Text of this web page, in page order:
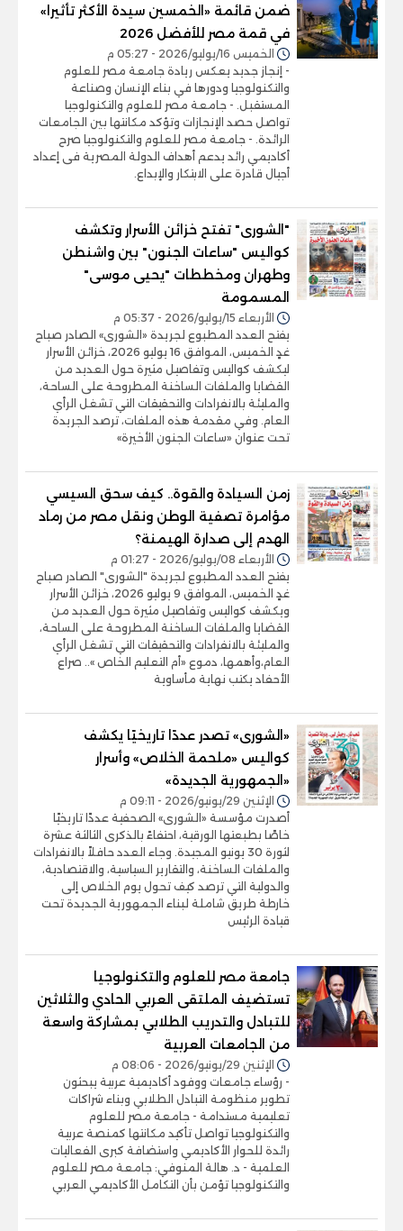
ضمن قائمة «الخمسين سيدة الأكثر تأثيرا»
في قمة مصر للأفضل 2026
الخميس 16/يوليو/2026 - 05:27 م
- إنجاز جديد يعكس ريادة جامعة مصر للعلوم
والتكنولوجيا ودورها في بناء الإنسان وصناعة
المستقبل. - جامعة مصر للعلوم والتكنولوجيا
تواصل حصد الإنجازات وتؤكد مكانتها بين الجامعات
الرائدة. - جامعة مصر للعلوم والتكنولوجيا صرح
أكاديمي رائد يدعم أهداف الدولة المصرية فى إعداد
أجيال قادرة على الابتكار والإبداع.
"الشورى" تفتح خزائن الأسرار وتكشف
كواليس "ساعات الجنون" بين واشنطن
وطهران ومخططات "يحيى موسى"
المسمومة
الأربعاء 15/يوليو/2026 - 05:37 م
يفتح العدد المطبوع لجريدة «الشورى» الصادر صباح
غدٍ الخميس، الموافق 16 يوليو 2026، خزائن الأسرار
ليكشف كواليس وتفاصيل مثيرة حول العديد من
القضايا والملفات الساخنة المطروحة على الساحة،
والمليئة بالانفرادات والتحقيقات التي تشغل الرأي
العام. وفي مقدمة هذه الملفات، ترصد الجريدة
تحت عنوان «ساعات الجنون الأخيرة»
زمن السيادة والقوة.. كيف سحق السيسي
مؤامرة تصفية الوطن ونقل مصر من رماد
الهدم إلى صدارة الهيمنة؟
الأربعاء 08/يوليو/2026 - 01:27 م
يفتح العدد المطبوع لجريدة "الشورى" الصادر صباح
غدٍ الخميس، الموافق 9 يوليو 2026، خزائن الأسرار
ويكشف كواليس وتفاصيل مثيرة حول العديد من
القضايا والملفات الساخنة المطروحة على الساحة،
والمليئة بالانفرادات والتحقيقات التي تشغل الرأي
العام،وأهمها، دموع «أم التعليم الخاص ».. صراع
الأحفاد يكتب نهاية مأساوية
«الشورى» تصدر عددًا تاريخيًا يكشف
كواليس «ملحمة الخلاص» وأسرار
«الجمهورية الجديدة»
الإثنين 29/يونيو/2026 - 09:11 م
أصدرت مؤسسة «الشورى» الصحفية عددًا تاريخيًا
خاصًا بطبعتها الورقية، احتفاءً بالذكرى الثالثة عشرة
لثورة 30 يونيو المجيدة. وجاء العدد حافلاً بالانفرادات
والملفات الساخنة، والتقارير السياسية، والاقتصادية،
والدولية التي ترصد كيف تحول يوم الخلاص إلى
خارطة طريق شاملة لبناء الجمهورية الجديدة تحت
قيادة الرئيس
جامعة مصر للعلوم والتكنولوجيا
تستضيف الملتقى العربي الحادي والثلاثين
للتبادل والتدريب الطلابي بمشاركة واسعة
من الجامعات العربية
الإثنين 29/يونيو/2026 - 08:06 م
- رؤساء جامعات ووفود أكاديمية عربية يبحثون
تطوير منظومة التبادل الطلابي وبناء شراكات
تعليمية مستدامة - جامعة مصر للعلوم
والتكنولوجيا تواصل تأكيد مكانتها كمنصة عربية
رائدة للحوار الأكاديمي واستضافة كبرى الفعاليات
العلمية - د. هالة المنوفي: جامعة مصر للعلوم
والتكنولوجيا تؤمن بأن التكامل الأكاديمي العربي